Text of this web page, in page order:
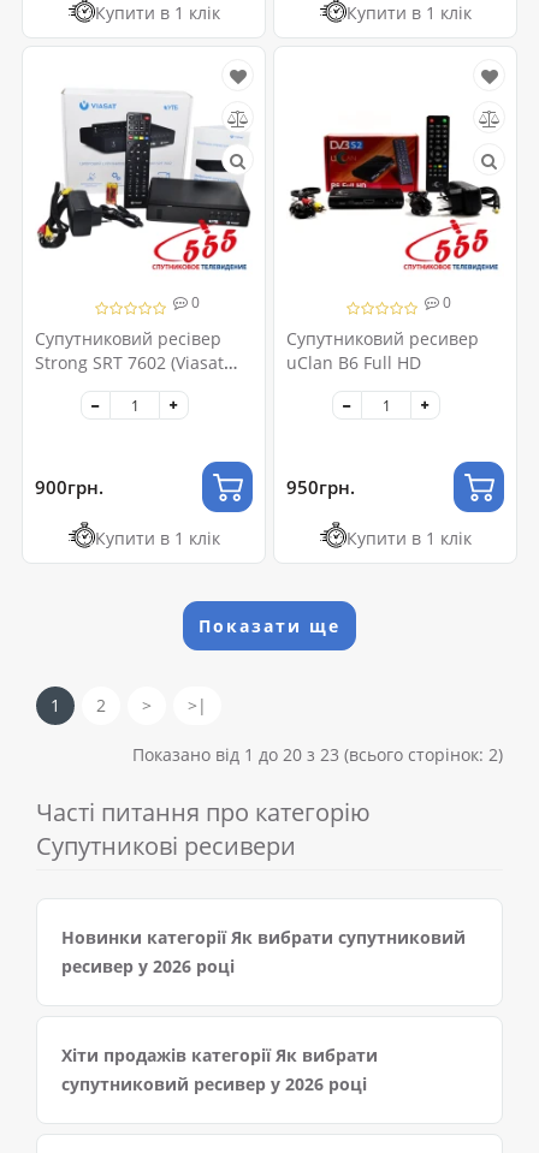
Купити в 1 клік Купити в 1 клік
0
Супутниковий ресівер
Strong SRT 7602 (Viasat
Verimatrix)
900грн.
Купити в 1 клік
0
Супутниковий ресивер
uClan B6 Full HD
950грн.
Купити в 1 клік
Показати ще
1 2 > >|
Показано від 1 до 20 з 23 (всього сторінок: 2)
Часті питання про категорію
Супутникові ресивери
Новинки категорії Як вибрати супутниковий
ресивер у 2026 році
Хіти продажів категорії Як вибрати
супутниковий ресивер у 2026 році